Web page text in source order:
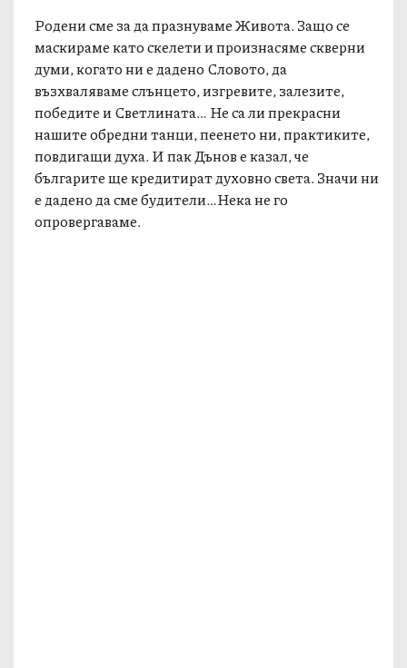
Родени сме за да празнуваме Живота. Защо се
маскираме като скелети и произнасяме скверни
думи, когато ни е дадено Словото, да
възхваляваме слънцето, изгревите, залезите,
победите и Светлината… Не са ли прекрасни
нашите обредни танци, пеенето ни, практиките,
повдигащи духа. И пак Дънов е казал, че
българите ще кредитират духовно света. Значи ни
е дадено да сме будители…Нека не го
опровергаваме.